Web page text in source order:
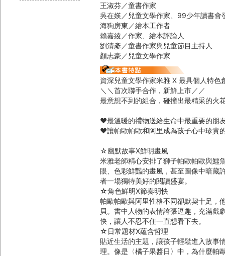
王淑芬／童書作家
吳在媖／兒童文學作家、99少年讀書會
海狗房東／繪本工作者
賴嘉綾／作家、繪本評論人
劉清彥／童書作家與兒童節目主持人
顏志豪／兒童文學作家
資深兒童文學作家米雅 X 最具個人特色
＼＼首次聯手合作，新鮮上市／／
最意想不到的組合，碰撞出最精采的火
♥最溫暖的禮物送給生命中最重要的朋
♥讓帕歐帕歐和阿里成為孩子心中珍貴
☆幽默故事X鮮明畫風
米雅老師精心安排了獅子帕歐帕歐與鱷
眼、色彩鮮豔的畫風，甚至圖像中暗藏
者一場獨特美好的閱讀盛宴。
☆角色鮮明X節奏明快
帕歐帕歐與阿里性格不同卻默契十足，
貝。書中人物的表情誇張逗趣，充滿戲
快，讓人不忍不住一直想看下去。
☆日常題材X蘊含哲理
貼近生活的主題，讓孩子輕鬆進入故事
理。像是〈橘子果醬日〉中，為什麼帕